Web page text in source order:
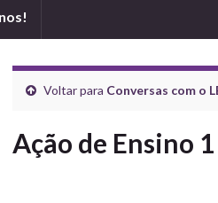
Voltar para Conversas com o
Ação de Ensino 1